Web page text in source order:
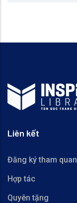
Liên kết
Đăng ký tham quan
Hợp tác
Quyên tặng